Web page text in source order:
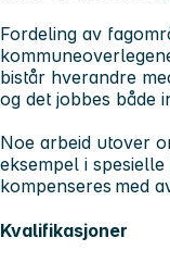
Fordeling av
bistår hverandre
og det jobbes både
Noe arbeid utover
eksempel i
kompenseres med
Kvalifikasjoner